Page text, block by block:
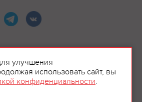
улучшения
использовать сайт, вы
конфиденциальности.